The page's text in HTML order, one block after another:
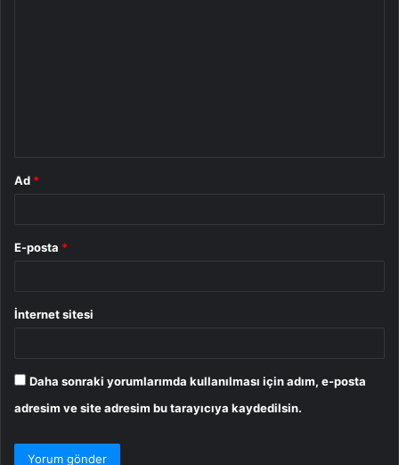
Ad *
E-posta *
İnternet sitesi
Daha sonraki yorumlarımda kullanılması için adım, e-posta
adresim ve site adresim bu tarayıcıya kaydedilsin.